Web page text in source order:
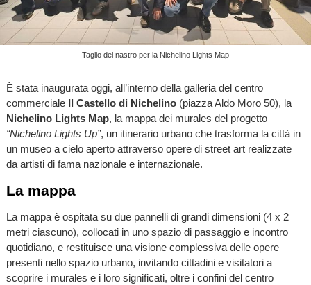
Taglio del nastro per la Nichelino Lights Map
È stata inaugurata oggi, all’interno della galleria del centro
commerciale Il Castello di Nichelino(piazza Aldo Moro 50), la
Nichelino Lights Map, la mappa dei murales del progetto
“Nichelino Lights Up”, un itinerario urbano che trasforma la città in
un museo a cielo aperto attraverso opere di street art realizzate
da artisti di fama nazionale e internazionale.
La mappa
La mappa è ospitata su due pannelli di grandi dimensioni (4 x 2
metri ciascuno), collocati in uno spazio di passaggio e incontro
quotidiano, e restituisce una visione complessiva delle opere
presenti nello spazio urbano, invitando cittadini e visitatori a
scoprire i murales e i loro significati, oltre i confini del centro